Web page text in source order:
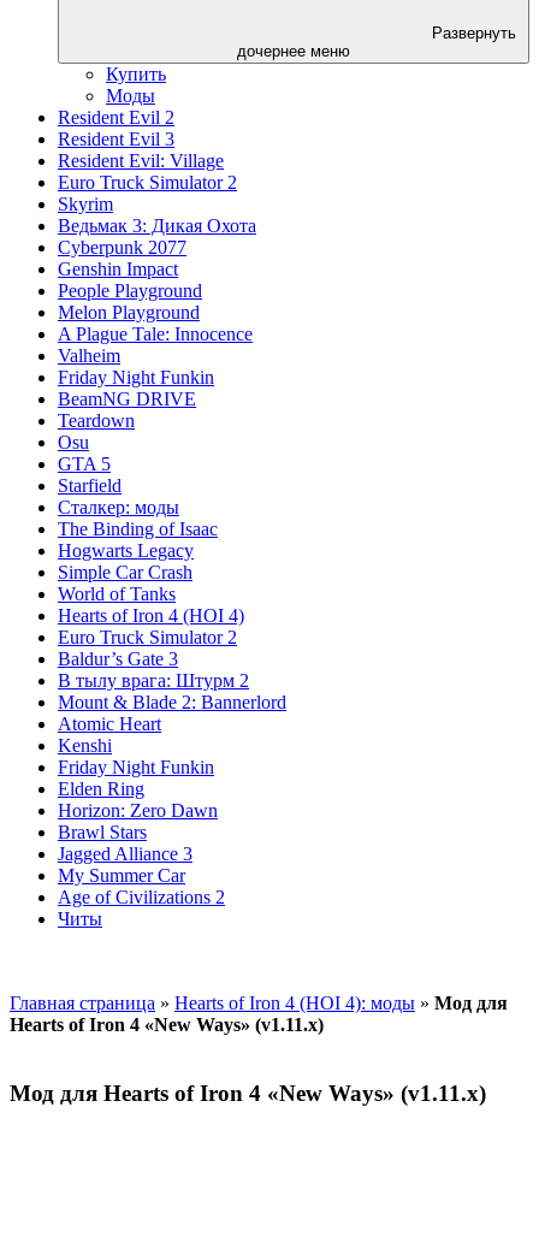
Развернуть
дочернее меню
Купить
Моды
Resident Evil 2
Resident Evil 3
Resident Evil: Village
Euro Truck Simulator 2
Skyrim
Ведьмак 3: Дикая Охота
Cyberpunk 2077
Genshin Impact
People Playground
Melon Playground
A Plague Tale: Innocence
Valheim
Friday Night Funkin
BeamNG DRIVE
Teardown
Osu
GTA 5
Starfield
Сталкер: моды
The Binding of Isaac
Hogwarts Legacy
Simple Car Crash
World of Tanks
Hearts of Iron 4 (HOI 4)
Euro Truck Simulator 2
Baldur’s Gate 3
В тылу врага: Штурм 2
Mount & Blade 2: Bannerlord
Atomic Heart
Kenshi
Friday Night Funkin
Elden Ring
Horizon: Zero Dawn
Brawl Stars
Jagged Alliance 3
My Summer Car
Age of Civilizations 2
Читы
Главная страница » Hearts of Iron 4 (HOI 4): моды » Мод для
Hearts of Iron 4 «New Ways» (v1.11.x)
Мод для Hearts of Iron 4 «New Ways» (v1.11.x)